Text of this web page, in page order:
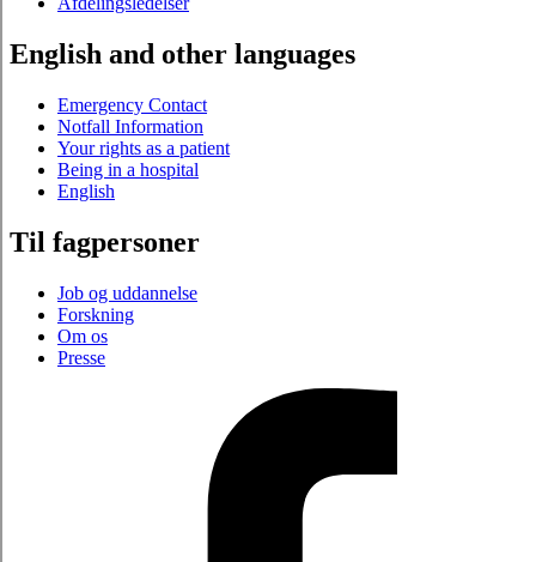
English and other languages
Emergency Contact
Notfall Information
Your rights as a patient
Being in a hospital
English
Til fagpersoner
Job og uddannelse
Forskning
Om os
Presse